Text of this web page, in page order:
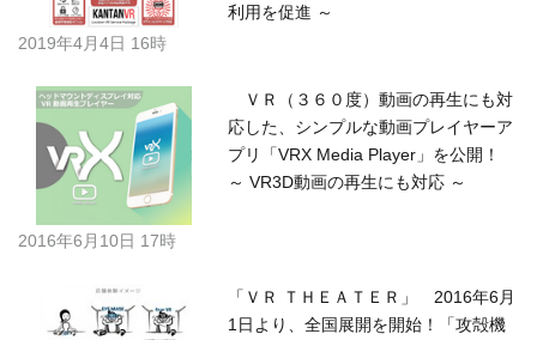
利用を促進 ～
2019年4月4日 16時
ＶＲ（３６０度）動画の再生にも対
応した、シンプルな動画プレイヤーア
プリ「VRX Media Player」を公開！
～ VR3D動画の再生にも対応 ～
2016年6月10日 17時
「ＶＲ ＴＨＥＡＴＥＲ」 2016年6月
1日より、全国展開を開始！「攻殻機